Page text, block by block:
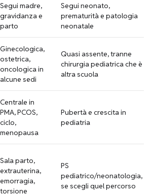
Segui madre,
gravidanza e
parto
Segui neonato,
prematurità e patologia
neonatale
Ginecologica,
ostetrica,
oncologica in
alcune sedi
Quasi assente, tranne
chirurgia pediatrica che è
altra scuola
Centrale in
PMA, PCOS,
ciclo,
menopausa
Pubertà e crescita in
pediatria
Sala parto,
extrauterina,
emorragia,
torsione
PS
pediatrico/neonatologia,
se scegli quel percorso